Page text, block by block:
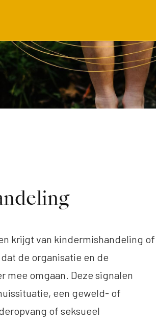
krijgt van kindermishandeling of
de organisatie en de
mee omgaan. Deze signalen
een geweld- of
of seksueel